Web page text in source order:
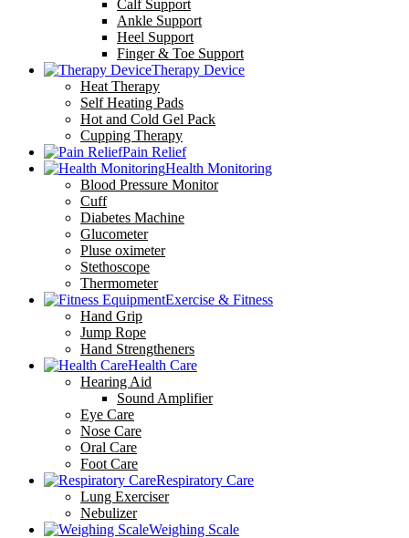
Calf Support
Ankle Support
Heel Support
Finger & Toe Support
Therapy Device
Heat Therapy
Self Heating Pads
Hot and Cold Gel Pack
Cupping Therapy
Pain Relief
Health Monitoring
Blood Pressure Monitor
Cuff
Diabetes Machine
Glucometer
Pluse oximeter
Stethoscope
Thermometer
Exercise & Fitness
Hand Grip
Jump Rope
Hand Strengtheners
Health Care
Hearing Aid
Sound Amplifier
Eye Care
Nose Care
Oral Care
Foot Care
Respiratory Care
Lung Exerciser
Nebulizer
Weighing Scale